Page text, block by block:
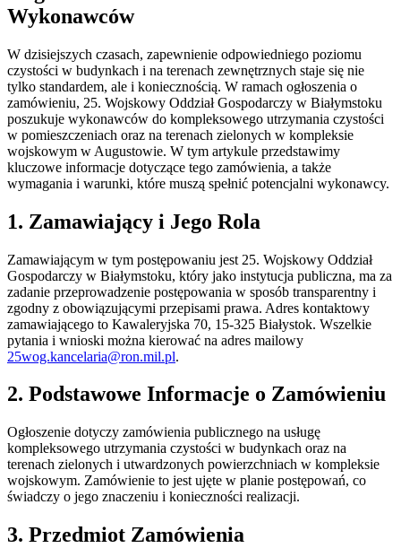
Wykonawców
W dzisiejszych czasach, zapewnienie odpowiedniego poziomu
czystości w budynkach i na terenach zewnętrznych staje się nie
tylko standardem, ale i koniecznością. W ramach ogłoszenia o
zamówieniu, 25. Wojskowy Oddział Gospodarczy w Białymstoku
poszukuje wykonawców do kompleksowego utrzymania czystości
w pomieszczeniach oraz na terenach zielonych w kompleksie
wojskowym w Augustowie. W tym artykule przedstawimy
kluczowe informacje dotyczące tego zamówienia, a także
wymagania i warunki, które muszą spełnić potencjalni wykonawcy.
1. Zamawiający i Jego Rola
Zamawiającym w tym postępowaniu jest 25. Wojskowy Oddział
Gospodarczy w Białymstoku, który jako instytucja publiczna, ma za
zadanie przeprowadzenie postępowania w sposób transparentny i
zgodny z obowiązującymi przepisami prawa. Adres kontaktowy
zamawiającego to Kawaleryjska 70, 15-325 Białystok. Wszelkie
pytania i wnioski można kierować na adres mailowy
25wog.kancelaria@ron.mil.pl.
2. Podstawowe Informacje o Zamówieniu
Ogłoszenie dotyczy zamówienia publicznego na usługę
kompleksowego utrzymania czystości w budynkach oraz na
terenach zielonych i utwardzonych powierzchniach w kompleksie
wojskowym. Zamówienie to jest ujęte w planie postępowań, co
świadczy o jego znaczeniu i konieczności realizacji.
3. Przedmiot Zamówienia